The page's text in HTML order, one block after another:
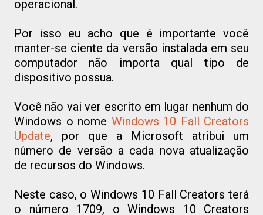
operacional.
Por isso eu acho que é importante você
manter-se ciente da versão instalada em seu
computador não importa qual tipo de
dispositivo possua.
Você não vai ver escrito em lugar nenhum do
Windows o nome Windows 10 Fall Creators
Update, por que a Microsoft atribui um
número de versão a cada nova atualização
de recursos do Windows.
Neste caso, o Windows 10 Fall Creators terá
o número 1709, o Windows 10 Creators